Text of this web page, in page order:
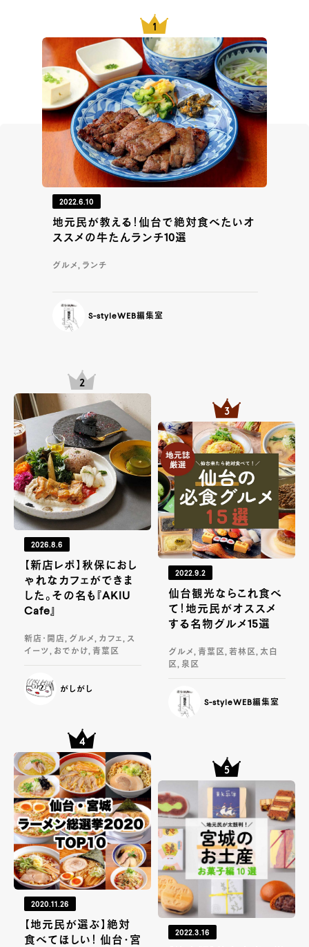
2022.6.10
地元民が教える！仙台で絶対食べたいオ
ススメの牛たんランチ10選
グルメ, ランチ
S-styleWEB編集室
2026.8.6
【新店レポ】秋保におし
ゃれなカフェができま
した。その名も『AKIU
Cafe』
新店・開店, グルメ, カフェ, ス
イーツ, おでかけ, 青葉区
がしがし
2022.9.2
仙台観光ならこれ食べ
て！地元民がオススメ
する名物グルメ15選
グルメ, 青葉区, 若林区, 太白
区, 泉区
S-styleWEB編集室
2020.11.26
【地元民が選ぶ】絶対
食べてほしい！ 仙台・宮
2022.3.16